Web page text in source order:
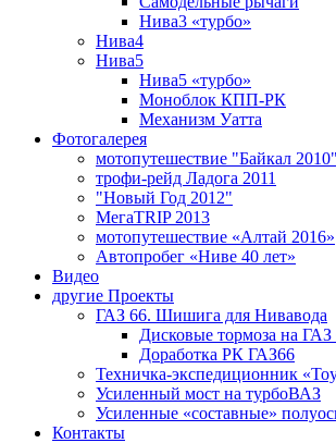
Нива3 «турбо»
Нива4
Нива5
Нива5 «турбо»
Моноблок КПП-РК
Механизм Уатта
Фотогалерея
мотопутешествие "Байкал 2010"
трофи-рейд Ладога 2011
"Новый Год 2012"
МегаTRIP 2013
мотопутешествие «Алтай 2016»
Автопробег «Ниве 40 лет»
Видео
другие Проекты
ГАЗ 66. Шишига для Нивавода
Дисковые тормоза на ГАЗ
Доработка РК ГАЗ66
Техничка-экспедиционник
Усиленный мост на турбоВАЗ
Усиленные «составные»
Контакты